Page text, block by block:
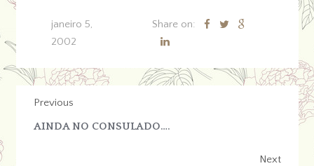
janeiro 5,
2002
Share on:
Previous
AINDA NO CONSULADO….
Next